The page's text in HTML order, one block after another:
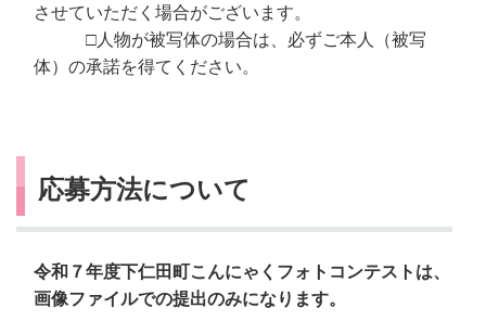
させていただく場合がございます。
□人物が被写体の場合は、必ずご本人（被写
体）の承諾を得てください。
応募方法について
令和７年度下仁田町こんにゃくフォトコンテストは、
画像ファイルでの提出のみになります。